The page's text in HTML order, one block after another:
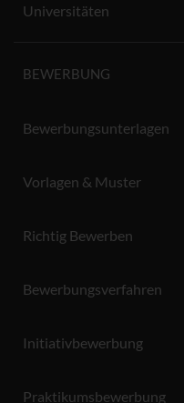
Universitäten
BEWERBUNG
Bewerbungsunterlagen
Vorlagen & Muster
Richtig Bewerben
Bewerbungsverfahren
Initiativbewerbung
Praktikumsbewerbung